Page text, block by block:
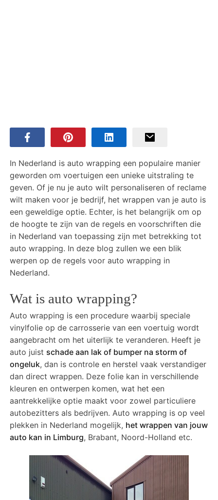
In Nederland is auto wrapping een populaire manier
geworden om voertuigen een unieke uitstraling te
geven. Of je nu je auto wilt personaliseren of reclame
wilt maken voor je bedrijf, het wrappen van je auto is
een geweldige optie. Echter, is het belangrijk om op
de hoogte te zijn van de regels en voorschriften die
in Nederland van toepassing zijn met betrekking tot
auto wrapping. In deze blog zullen we een blik
werpen op de regels voor auto wrapping in
Nederland.
Wat is auto wrapping?
Auto wrapping is een procedure waarbij speciale
vinylfolie op de carrosserie van een voertuig wordt
aangebracht om het uiterlijk te veranderen. Heeft je
auto juist schade aan lak of bumper na storm of
ongeluk, dan is controle en herstel vaak verstandiger
dan direct wrappen. Deze folie kan in verschillende
kleuren en ontwerpen komen, wat het een
aantrekkelijke optie maakt voor zowel particuliere
autobezitters als bedrijven. Auto wrapping is op veel
plekken in Nederland mogelijk, het wrappen van jouw
auto kan in Limburg, Brabant, Noord-Holland etc.